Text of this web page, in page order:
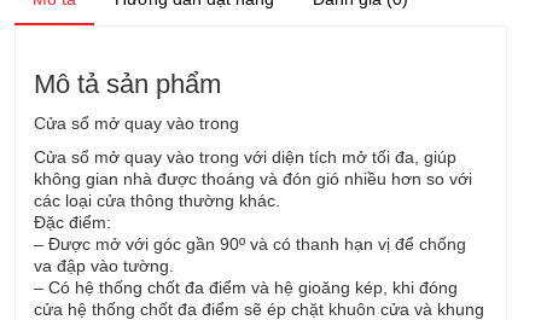
Mô tả sản phẩm
Cửa sổ mở quay vào trong
Cửa sổ mở quay vào trong với diện tích mở tối đa, giúp
không gian nhà được thoáng và đón gió nhiều hơn so với
các loại cửa thông thường khác.
Đặc điểm:
– Được mở với góc gần 90º và có thanh hạn vị để chống
va đập vào tường.
– Có hệ thống chốt đa điểm và hệ gioăng kép, khi đóng
cửa hệ thống chốt đa điểm sẽ ép chặt khuôn cửa và khung